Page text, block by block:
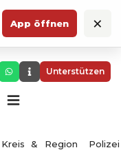
App öffnen ×
Unterstützen
Kreis & Region Polizei